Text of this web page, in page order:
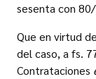
sesenta con
Que en virtud
del caso, a fs.
Contrataciones 